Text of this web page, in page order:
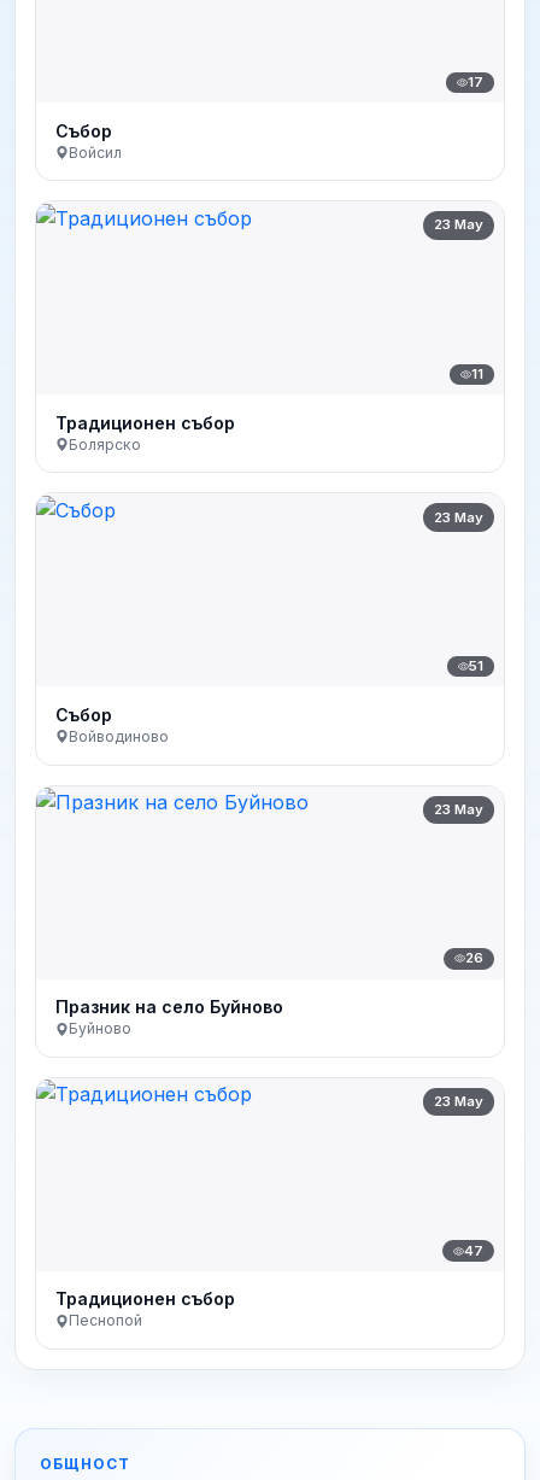
17
Събор
Войсил
23 May
11
Традиционен събор
Болярско
23 May
51
Събор
Войводиново
23 May
26
Празник на село Буйново
Буйново
23 May
47
Традиционен събор
Песнопой
ОБЩНОСТ